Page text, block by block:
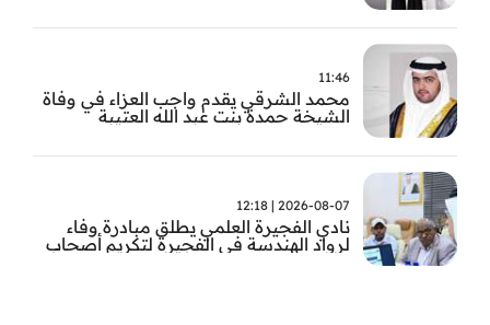
11:46
محمد الشرقي يقدم واجب العزاء في وفاة
الشيخة حمدة بنت عبد الله العتيبة
2026-08-07 | 12:18
نادي الفجيرة العلمي يطلق مبادرة وفاء
لرواد الهندسة في الفجيرة لتكريم أصحاب